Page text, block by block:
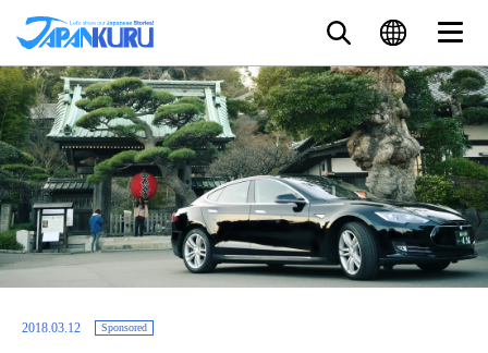
2018.03.12 Sponsored